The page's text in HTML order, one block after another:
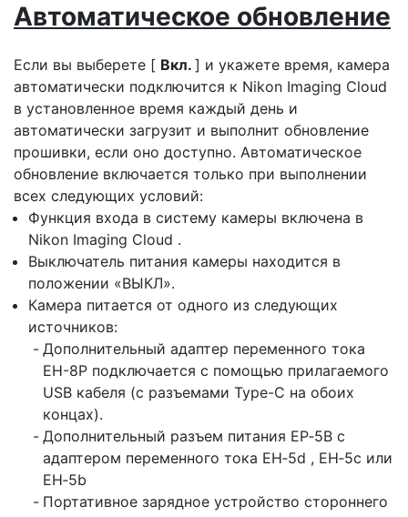
Автоматическое обновление
Если вы выберете [ Вкл. ] и укажете время, камера
автоматически подключится к Nikon Imaging Cloud
в установленное время каждый день и
автоматически загрузит и выполнит обновление
прошивки, если оно доступно. Автоматическое
обновление включается только при выполнении
всех следующих условий:
Функция входа в систему камеры включена в
Nikon Imaging Cloud .
Выключатель питания камеры находится в
положении «ВЫКЛ».
Камера питается от одного из следующих
источников:
Дополнительный адаптер переменного тока
EH-8P подключается с помощью прилагаемого
USB кабеля (с разъемами Type-C на обоих
концах).
Дополнительный разъем питания EP‑5B с
адаптером переменного тока EH‑5d , EH‑5c или
EH‑5b
Портативное зарядное устройство стороннего